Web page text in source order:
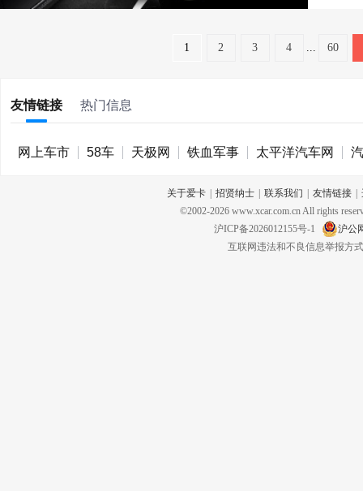
1 2 3 4 ... 60
友情链接 热门信息
网上车市 58车 天极网 铁血军事 太平洋汽车网
关于爱卡 招贤纳士 联系我们 友情链接
©2002-2026 www.xcar.com.cn All rights
沪ICP备2026012155号-1
沪公
互联网违法和不良信息举报方式